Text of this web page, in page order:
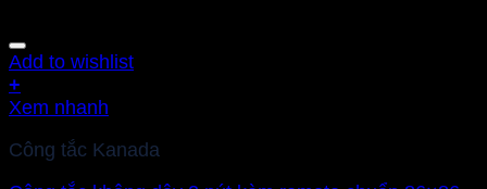
Add to wishlist
+
Xem nhanh
Công tắc Kanada